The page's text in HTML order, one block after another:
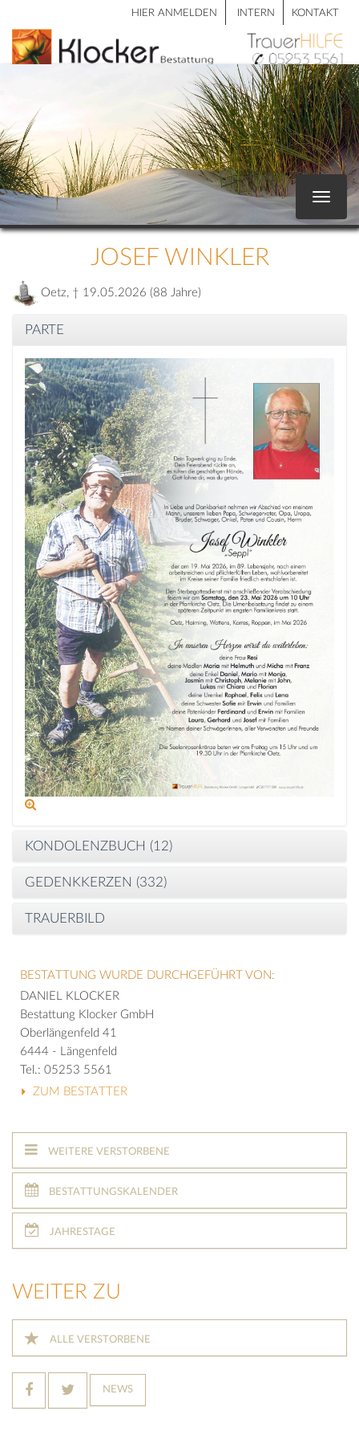
HIER ANMELDEN INTERN KONTAKT
Toggle
JOSEF WINKLER
Oetz, † 19.05.2026 (88 Jahre)
PARTE
KONDOLENZBUCH (12)
GEDENKKERZEN (332)
TRAUERBILD
BESTATTUNG WURDE DURCHGEFÜHRT VON:
DANIEL KLOCKER
Bestattung Klocker GmbH
Oberlängenfeld 41
6444 - Längenfeld
Tel.: 05253 5561
ZUM BESTATTER
WEITERE VERSTORBENE
BESTATTUNGSKALENDER
JAHRESTAGE
WEITER ZU
ALLE VERSTORBENE
NEWS